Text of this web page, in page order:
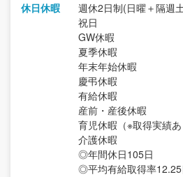
休日休暇
週休2日制(日曜＋隔週
祝日
GW休暇
夏季休暇
年末年始休暇
慶弔休暇
有給休暇
産前・産後休暇
育児休暇（※取得実績あ
介護休暇
◎年間休日105日
◎平均有給取得率12.25